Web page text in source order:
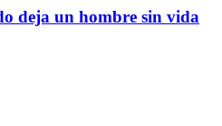
deja un hombre sin vida